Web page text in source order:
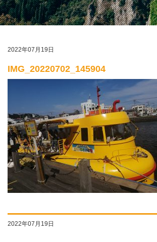
2022年07月19日
IMG_20220702_145904
2022年07月19日